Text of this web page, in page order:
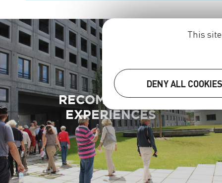
RECOMMENDED
EXPERIENCES
This
DENY ALL COOKIES